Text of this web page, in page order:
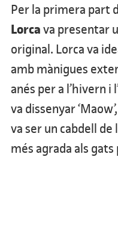
Per la primera part
Lorcava presentar
original. Lorca va
amb mànigues
anés per a l’hivern i
va dissenyar
va ser un cabdell de
més agrada als gats